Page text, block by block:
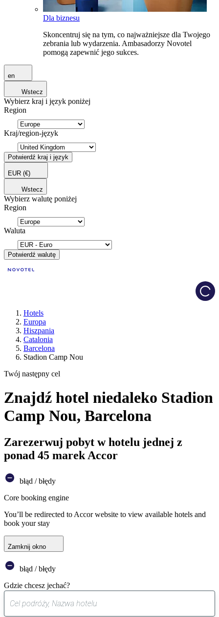
Dla biznesu
Skoncentruj się na tym, co najważniejsze dla Twojego
zebrania lub wydarzenia. Ambasadorzy Novotel
pomogą zapewnić jego sukces.
en
Wstecz
Wybierz kraj i język poniżej
Region
Kraj/region-język
Potwierdź kraj i język
EUR (€)
Wstecz
Wybierz walutę poniżej
Region
Waluta
Potwierdź walutę
Hotels
Europa
Hiszpania
Catalonia
Barcelona
Stadion Camp Nou
Twój następny cel
Znajdź hotel niedaleko Stadion
Camp Nou, Barcelona
Zarezerwuj pobyt w hotelu jednej z
ponad 45 marek Accor
błąd / błędy
Core booking engine
You’ll be redirected to Accor website to view available hotels and
book your stay
Zamknij okno
błąd / błędy
Gdzie chcesz jechać?
sugestia